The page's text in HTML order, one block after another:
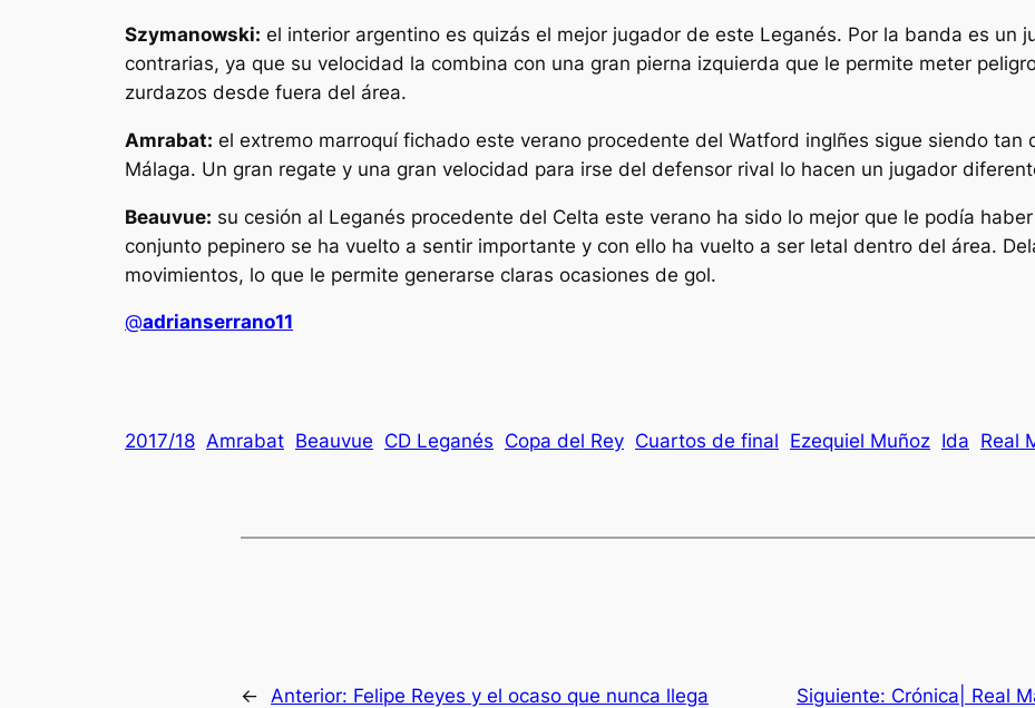
Szymanowski: el interior argentino es quizás el mejor jugador de este Leganés. Por la banda es un
contrarias, ya que su velocidad la combina con una gran pierna izquierda que le permite meter
zurdazos desde fuera del área.
Amrabat: el extremo marroquí fichado este verano procedente del Watford inglñes sigue siendo tan
Málaga. Un gran regate y una gran velocidad para irse del defensor rival lo hacen un jugador
Beauvue: su cesión al Leganés procedente del Celta este verano ha sido lo mejor que le podía
conjunto pepinero se ha vuelto a sentir importante y con ello ha vuelto a ser letal dentro del área.
movimientos, lo que le permite generarse claras ocasiones de gol.
@adrianserrano11
2017/18 Amrabat Beauvue CD Leganés Copa del Rey Cuartos de final Ezequiel Muñoz Ida Real
← Anterior: Felipe Reyes y el ocaso que nunca llega Siguiente: Crónica| Real